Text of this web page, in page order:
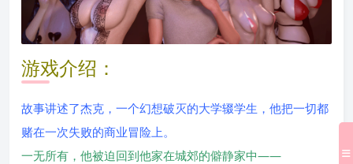
游戏介绍：
故事讲述了杰克，一个幻想破灭的大学辍学生，他把一切都
赌在一次失败的商业冒险上。
一无所有，他被迫回到他家在城郊的僻静家中——